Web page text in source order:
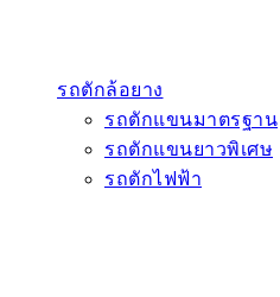
รถตักล้อยาง
รถตักแขนมาตรฐาน
รถตักแขนยาวพิเศษ
รถตักไฟฟ้า